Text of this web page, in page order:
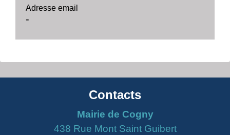
Adresse email
-
Contacts
Mairie de Cogny
438 Rue Mont Saint Guibert